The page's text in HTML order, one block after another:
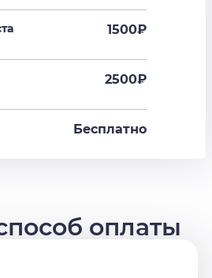
1500₽
2500₽
Бесплатно
оплаты